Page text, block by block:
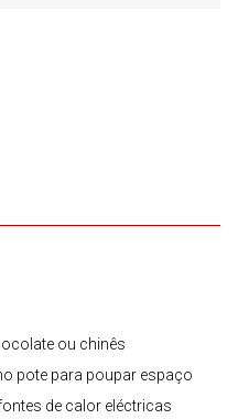
ou chinês
pote para poupar espaço
de calor eléctricas